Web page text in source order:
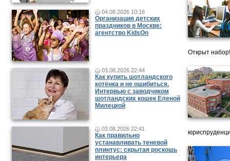
04.08.2026 10:16
Организация детских
праздников в Москве:
агентство KidsOn
03.08.2026 22:44
Как купить шотландского
котёнка и не ошибиться.
Интервью с заводчиком
шотландских кошек Еленой
Милецкой
03.08.2026 22:41
Как правильно
устанавливать теневой
плинтус: скрытая роскошь
интерьера
Открыт набор!